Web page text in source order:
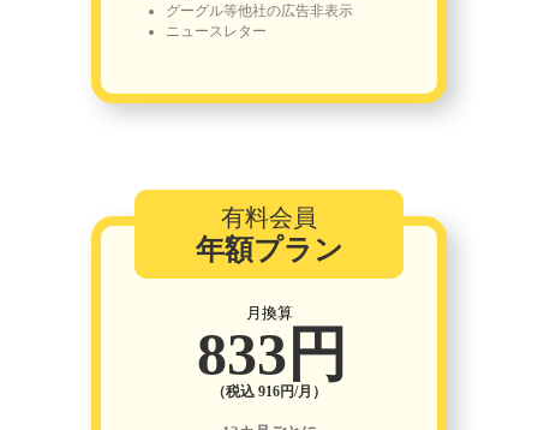
グーグル等他社の広告非表示
ニュースレター
有料会員
年額プラン
月換算
833円
（税込 916円/月）